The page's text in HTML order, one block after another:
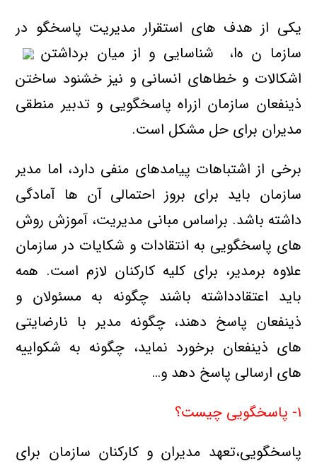
یکی از هدف های استقرار مدیریت پاسخگو در
سازما ن ها، شناسایی و از میان برداشتن
اشکالات و خطاهای انسانی و نیز خشنود ساختن
ذینفعان سازمان ازراه پاسخگویی و تدبیر منطقی
مدیران برای حل مشکل است.
برخي از اشتباهات پیامدهای منفی دارد، اما مدیر
سازمان بايد براي بروز احتمالی آن ها آمادگي
داشته باشد. براساس مبانی مديريت، آموزش روش
هاي پاسخگویی به انتقادات و شکایات در سازمان
علاوه برمدیر، برای کلیه کارکنان لازم است. همه
باید اعتقادداشته باشند چگونه به مسئولان و
ذینفعان پاسخ دهند،‌ چگونه مدیر با نارضایتی
های ذینفعان برخورد نمايد، چگونه به شکواییه
هاي ارسالي پاسخ دهد و…
۱- پاسخگويي چیست؟
پاسخگويي،تعهد مدیران و کارکنان سازمان براي